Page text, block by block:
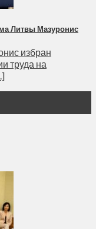
Литвы Мазуронис
избран
труда на